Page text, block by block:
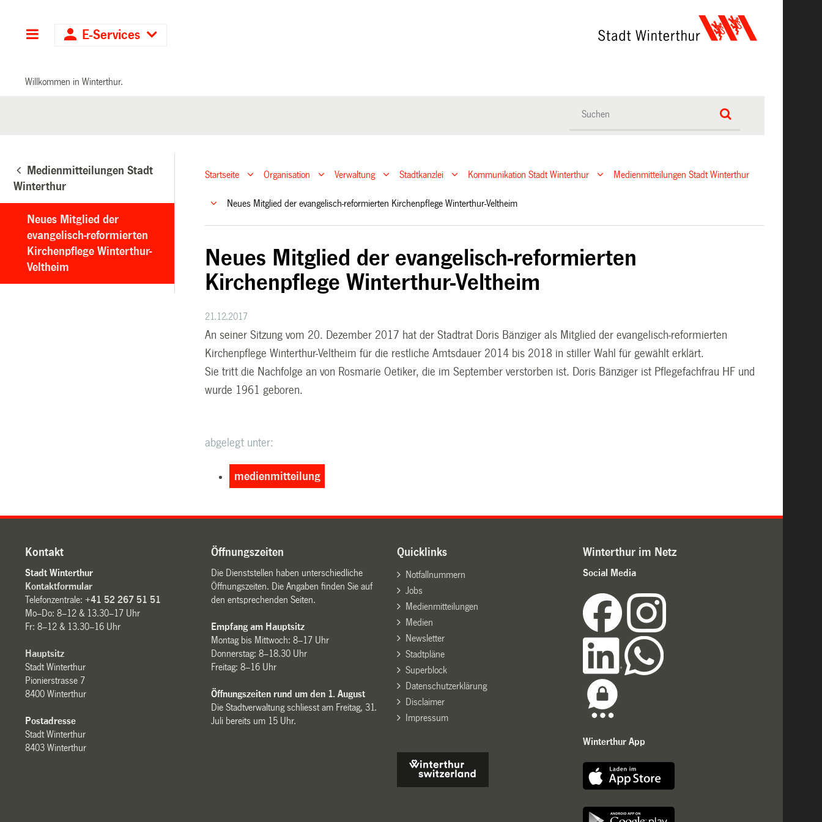
Hauptnavigation
E-Services
Willkommen in Winterthur.
Medienmitteilungen Stadt
Winterthur
Neues Mitglied der
evangelisch-reformierten
Kirchenpflege Winterthur-
Veltheim
Startseite Organisation Verwaltung Stadtkanzlei Kommunikation Stadt Winterthur Medienmitteilungen Stadt Winterthur
Neues Mitglied der evangelisch-reformierten Kirchenpflege Winterthur-Veltheim
Neues Mitglied der evangelisch-reformierten
Kirchenpflege Winterthur-Veltheim
21.12.2017
An seiner Sitzung vom 20. Dezember 2017 hat der Stadtrat Doris Bänziger als Mitglied der evangelisch-reformierten
Kirchenpflege Winterthur-Veltheim für die restliche Amtsdauer 2014 bis 2018 in stiller Wahl für gewählt erklärt.
Sie tritt die Nachfolge an von Rosmarie Oetiker, die im September verstorben ist. Doris Bänziger ist Pflegefachfrau HF und
wurde 1961 geboren.
abgelegt unter:
medienmitteilung
Kontakt
Stadt Winterthur
Kontaktformular
Telefonzentrale:+41 52 267 51 51
Mo–Do: 8–12 & 13.30–17 Uhr
Fr: 8–12 & 13.30–16 Uhr
Hauptsitz
Stadt Winterthur
Pionierstrasse 7
8400 Winterthur
Postadresse
Stadt Winterthur
8403 Winterthur
Öffnungszeiten
Die Dienststellen haben unterschiedliche
Öffnungszeiten. Die Angaben finden Sie auf
den entsprechenden Seiten.
Empfang am Hauptsitz
Montag bis Mittwoch: 8–17 Uhr
Donnerstag: 8–18.30 Uhr
Freitag: 8–16 Uhr
Öffnungszeiten rund um den 1. August
Die Stadtverwaltung schliesst am Freitag, 31.
Juli bereits um 15 Uhr.
Quicklinks
Notfallnummern
Jobs
Medienmitteilungen
Medien
Newsletter
Stadtpläne
Superblock
Datenschutzerklärung
Disclaimer
Impressum
Winterthur im Netz
Social Media
Winterthur App